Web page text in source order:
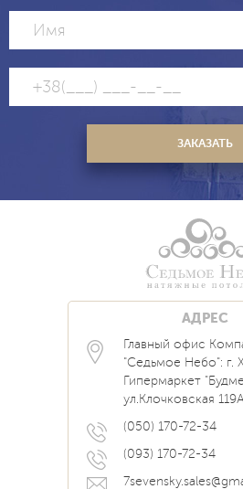
АДРЕС
Главный офис
"Седьмое Небо": г.
Гипермаркет
ул.Клочковская
(050) 170-72-34
(093) 170-72-34
Каталог
Услуги
Блог
Новости
Акции